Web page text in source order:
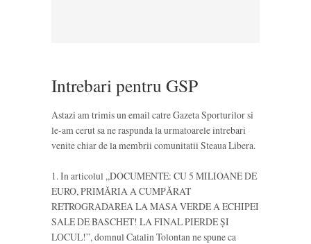
Intrebari pentru GSP
Astazi am trimis un email catre Gazeta Sporturilor si
le-am cerut sa ne raspunda la urmatoarele intrebari
venite chiar de la membrii comunitatii Steaua Libera.
1. In articolul „DOCUMENTE: CU 5 MILIOANE DE
EURO, PRIMĂRIA A CUMPĂRAT
RETROGRADAREA LA MASA VERDE A ECHIPEI
SALE DE BASCHET! LA FINAL PIERDE ȘI
LOCUL!”, domnul Catalin Tolontan ne spune ca